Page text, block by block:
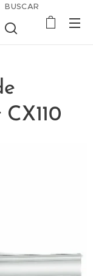
BUSCAR